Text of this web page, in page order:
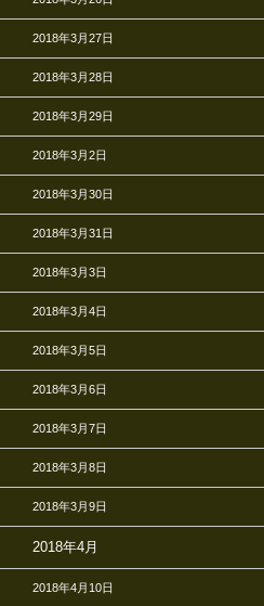
2018年3月27日
2018年3月28日
2018年3月29日
2018年3月2日
2018年3月30日
2018年3月31日
2018年3月3日
2018年3月4日
2018年3月5日
2018年3月6日
2018年3月7日
2018年3月8日
2018年3月9日
2018年4月
2018年4月10日